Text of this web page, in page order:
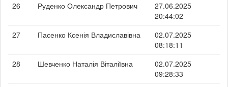
26
Руденко Олександр Петрович
27.06.2025
20:44:02
27
Пасенко Ксенія Владиславівна
02.07.2025
08:18:11
28
Шевченко Наталія Віталіївна
02.07.2025
09:28:33